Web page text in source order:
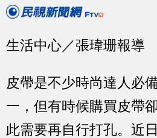
生活中心／張瑋珊報導
皮帶是不少時尚達人必
一，但有時候購買皮帶
此需要再自行打孔。近